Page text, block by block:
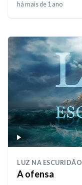
há mais de 1 ano
LUZ NA ESCURIDÃO
A ofensa